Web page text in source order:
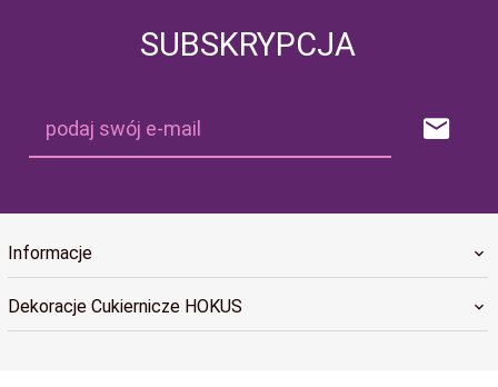
SUBSKRYPCJA
podaj swój e-mail
Informacje
Dekoracje Cukiernicze HOKUS